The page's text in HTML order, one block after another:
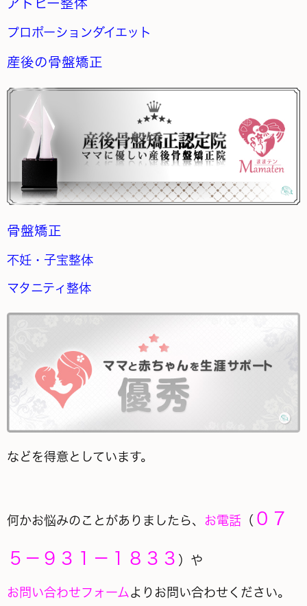
アトピー整体
プロポーションダイエット
産後の骨盤矯正
骨盤矯正
不妊・子宝整体
マタニティ整体
などを得意としています。
何かお悩みのことがありましたら、 お電話 （ ０７
５－９３１－１８３３ ）や
お問い合わせフォーム よりお問い合わせください。